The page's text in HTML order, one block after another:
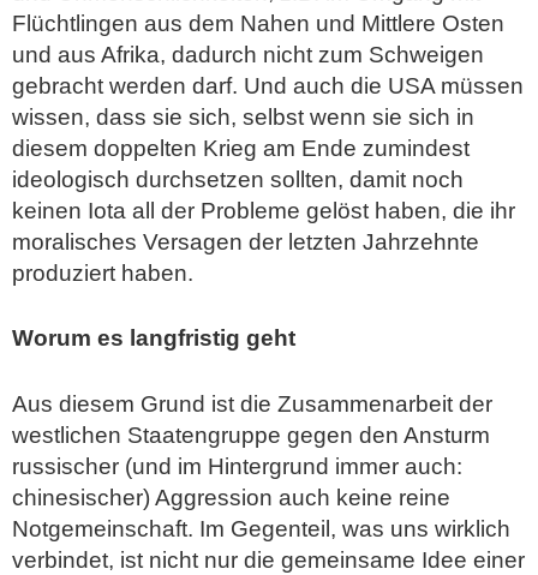
Flüchtlingen aus dem Nahen und Mittlere Osten
und aus Afrika, dadurch nicht zum Schweigen
gebracht werden darf. Und auch die USA müssen
wissen, dass sie sich, selbst wenn sie sich in
diesem doppelten Krieg am Ende zumindest
ideologisch durchsetzen sollten, damit noch
keinen Iota all der Probleme gelöst haben, die ihr
moralisches Versagen der letzten Jahrzehnte
produziert haben.
Worum es langfristig geht
Aus diesem Grund ist die Zusammenarbeit der
westlichen Staatengruppe gegen den Ansturm
russischer (und im Hintergrund immer auch:
chinesischer) Aggression auch keine reine
Notgemeinschaft. Im Gegenteil, was uns wirklich
verbindet, ist nicht nur die gemeinsame Idee einer